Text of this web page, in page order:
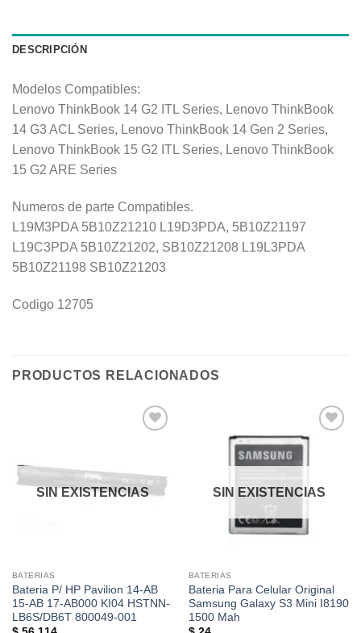
DESCRIPCIÓN
Modelos Compatibles:
Lenovo ThinkBook 14 G2 ITL Series, Lenovo ThinkBook
14 G3 ACL Series, Lenovo ThinkBook 14 Gen 2 Series,
Lenovo ThinkBook 15 G2 ITL Series, Lenovo ThinkBook
15 G2 ARE Series
Numeros de parte Compatibles.
L19M3PDA 5B10Z21210 L19D3PDA, 5B10Z21197
L19C3PDA 5B10Z21202, SB10Z21208 L19L3PDA
5B10Z21198 SB10Z21203
Codigo 12705
PRODUCTOS RELACIONADOS
deseos
SIN EXISTENCIAS
BATERIAS
Bateria P/ HP Pavilion 14-AB
15-AB 17-AB000 KI04 HSTNN-
LB6S/DB6T 800049-001
lista de
SIN EXISTENCIAS
BATERIAS
Bateria Para Celular Original
Samsung Galaxy S3 Mini I8190
1500 Mah